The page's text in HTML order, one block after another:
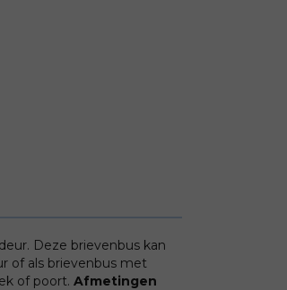
Deze brievenbus kan
of als brievenbus met
of poort. Afmetingen